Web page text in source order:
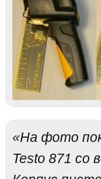
«На фото
Testo 871 со